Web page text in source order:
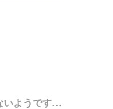
いようです…